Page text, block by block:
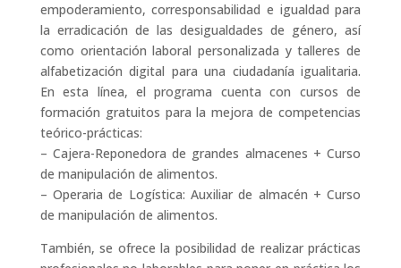
empoderamiento, corresponsabilidad e igualdad para
la erradicación de las desigualdades de género, así
como orientación laboral personalizada y talleres de
alfabetización digital para una ciudadanía igualitaria.
En esta línea, el programa cuenta con cursos de
formación gratuitos para la mejora de competencias
teórico-prácticas:
– Cajera-Reponedora de grandes almacenes + Curso
de manipulación de alimentos.
– Operaria de Logística: Auxiliar de almacén + Curso
de manipulación de alimentos.
También, se ofrece la posibilidad de realizar prácticas